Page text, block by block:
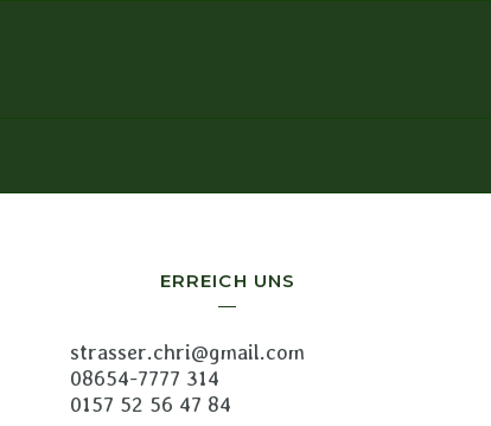
ERREICH UNS
strasser.chri@gmail.com
08654-7777 314
0157 52 56 47 84